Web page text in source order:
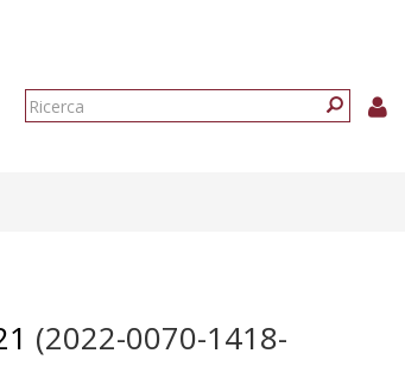
Form
(2022-0070-1418-